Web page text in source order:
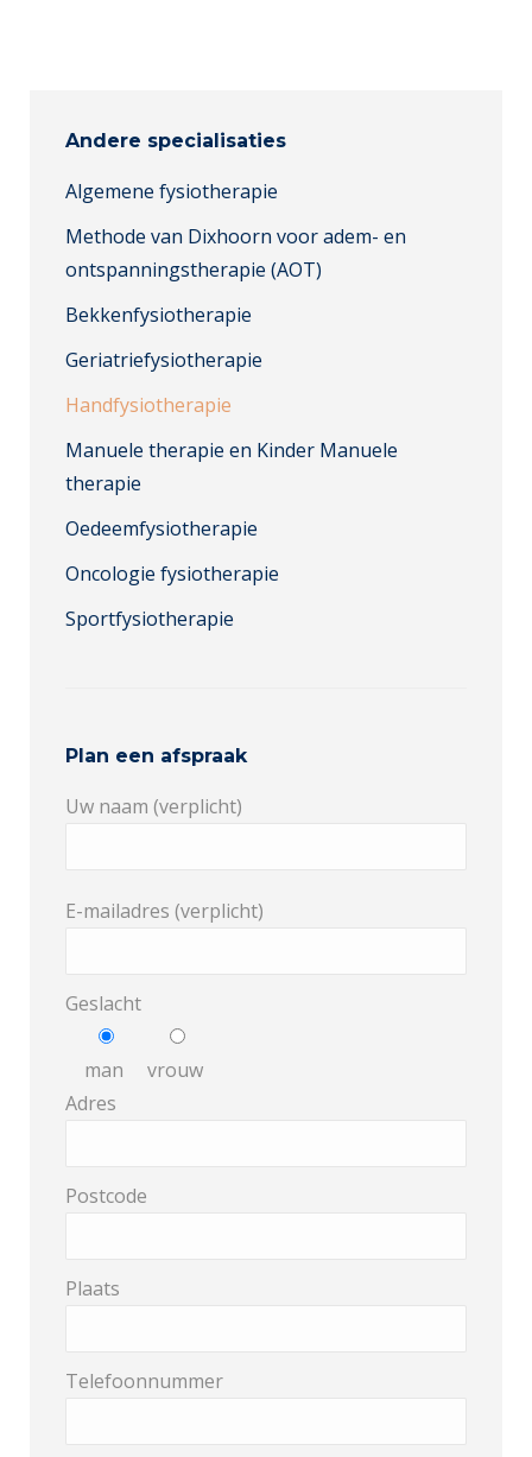
Andere specialisaties
Algemene fysiotherapie
Methode van Dixhoorn voor adem- en
ontspanningstherapie (AOT)
Bekkenfysiotherapie
Geriatriefysiotherapie
Handfysiotherapie
Manuele therapie en Kinder Manuele
therapie
Oedeemfysiotherapie
Oncologie fysiotherapie
Sportfysiotherapie
Plan een afspraak
Uw naam (verplicht)
E-mailadres (verplicht)
Geslacht
man
vrouw
Adres
Postcode
Plaats
Telefoonnummer